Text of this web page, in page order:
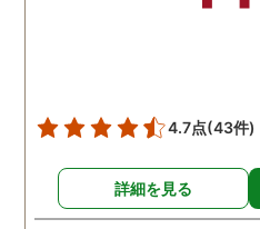
す。また分からない事があ
がとうございました！！
4.7点(43件)
詳細を見る